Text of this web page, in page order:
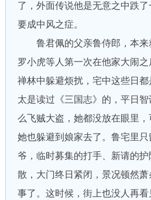
了，外面传说他是无意之中跌
要成中风之症。
鲁君佩的父亲鲁侍郎，本来
罗小虎等人第一次在他家大闹
禅林中躲避烦扰，宅中这些日
太是读过《三国志》的，平日
么飞贼大盗，她都没放在眼里，
她也躲避到娘家去了。鲁宅里
爷，临时募集的打手、新请的
散，大门终日紧闭，景况顿然
事了。这时候，街上也没人再